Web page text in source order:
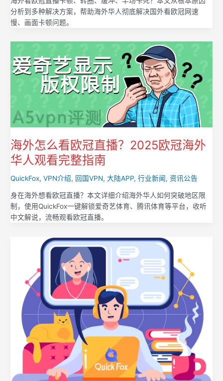
分析到多种解决方案，帮助海外华人彻底解决国外看欧冠网速
慢、画面卡顿问题。
海外怎么看欧冠直播？2025欧冠海外
华人观看完整指南
QuickFox,VPN介绍, 回国VPN,大陆APP,行业新闻,资讯公告
身在海外想看欧冠直播？本文详细介绍海外华人如何突破地区限
制，使用QuickFox一键解锁爱奇艺体育、腾讯体育等平台，收听
中文解说，流畅观看欧冠直播。